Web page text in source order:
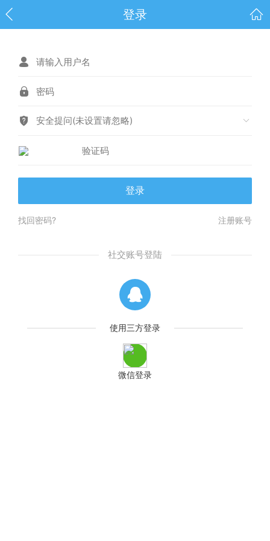
登录
安全提问(未设置请忽略)
登录
找回密码? 注册账号
社交账号登陆
使用三方登录
微信登录